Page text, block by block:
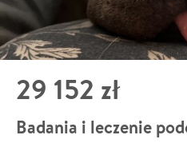
29 152 zł
Badania i leczenie